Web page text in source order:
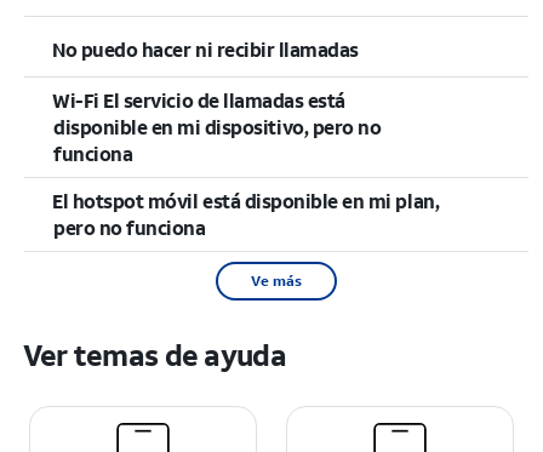
No puedo hacer ni recibir llamadas
Wi-Fi El servicio de llamadas está
disponible en mi dispositivo, pero no
funciona
El hotspot móvil está disponible en mi plan,
pero no funciona
Ve más
Ver temas de ayuda